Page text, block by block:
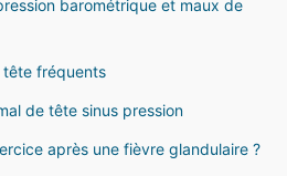
barométrique et maux de
tête fréquents
de tête sinus pression
après une fièvre glandulaire ?